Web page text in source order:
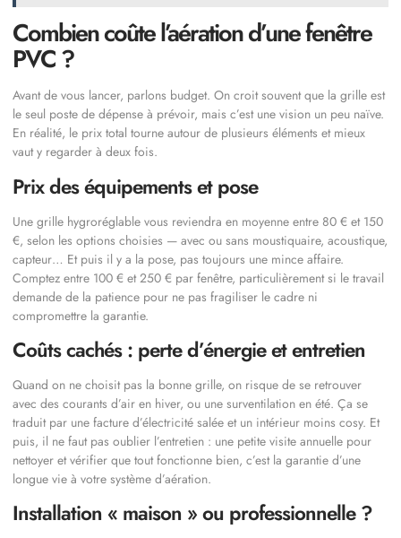
Combien coûte l’aération d’une fenêtre
PVC ?
Avant de vous lancer, parlons budget. On croit souvent que la grille est
le seul poste de dépense à prévoir, mais c’est une vision un peu naïve.
En réalité, le prix total tourne autour de plusieurs éléments et mieux
vaut y regarder à deux fois.
Prix des équipements et pose
Une grille hygroréglable vous reviendra en moyenne entre 80 € et 150
€, selon les options choisies — avec ou sans moustiquaire, acoustique,
capteur… Et puis il y a la pose, pas toujours une mince affaire.
Comptez entre 100 € et 250 € par fenêtre, particulièrement si le travail
demande de la patience pour ne pas fragiliser le cadre ni
compromettre la garantie.
Coûts cachés : perte d’énergie et entretien
Quand on ne choisit pas la bonne grille, on risque de se retrouver
avec des courants d’air en hiver, ou une surventilation en été. Ça se
traduit par une facture d’électricité salée et un intérieur moins cosy. Et
puis, il ne faut pas oublier l’entretien : une petite visite annuelle pour
nettoyer et vérifier que tout fonctionne bien, c’est la garantie d’une
longue vie à votre système d’aération.
Installation « maison » ou professionnelle ?